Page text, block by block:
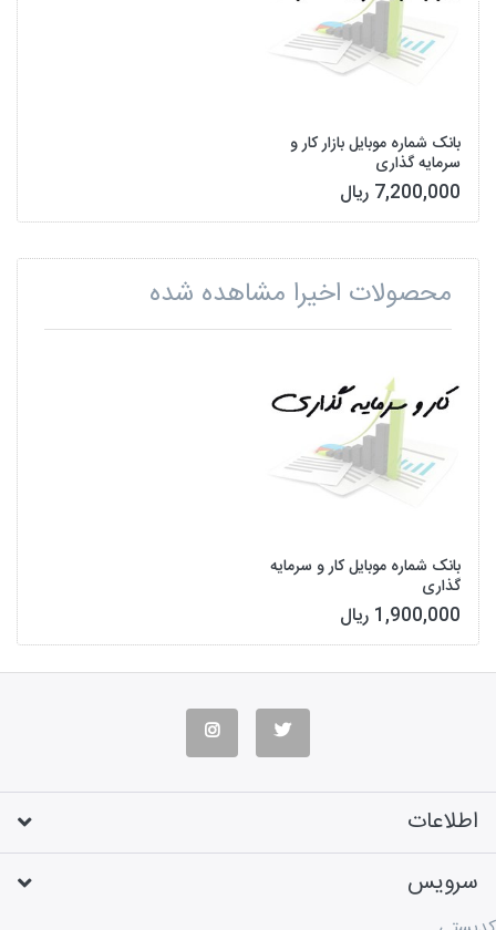
بانک شماره موبایل بازار کار و
سرمایه گذاری
7,200,000 ریال
محصولات اخیرا مشاهده شده
بانک شماره موبایل کار و سرمایه
گذاری
1,900,000 ریال
اطلاعات
سرویس